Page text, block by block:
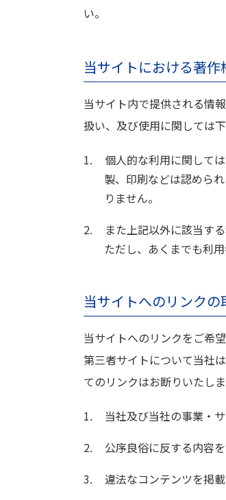
い。
当サイトにおける著
当サイト内で提供される情
扱い、及び使用に関しては
1.
個人的な利用に関して
製、印刷などは認めら
りません。
2.
また上記以外に該当す
ただし、あくまでも利
当サイトへのリンクの
当サイトへのリンクをご希
第三者サイトについて当社
てのリンクはお断りいたしま
1.
当社及び当社の事業・
2.
公序良俗に反する内容
3.
違法なコンテンツを掲